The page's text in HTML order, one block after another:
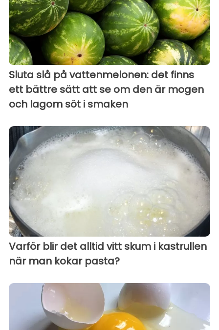
Sluta slå på vattenmelonen: det finns
ett bättre sätt att se om den är mogen
och lagom söt i smaken
Varför blir det alltid vitt skum i kastrullen
när man kokar pasta?